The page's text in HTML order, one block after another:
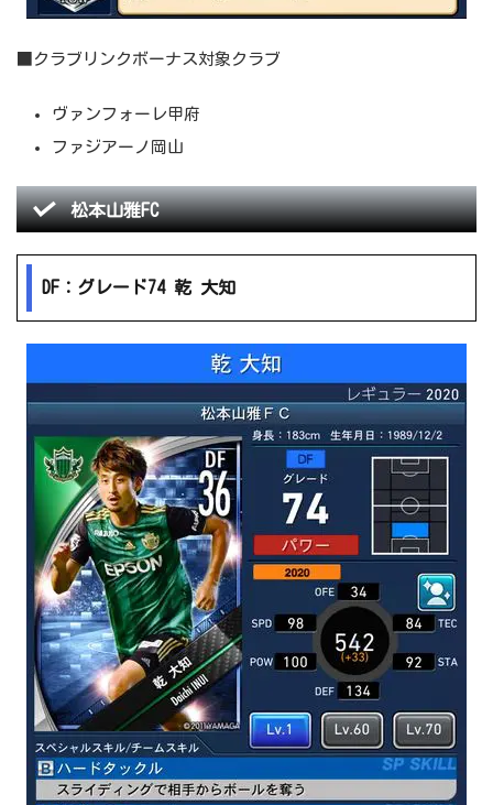
■クラブリンクボーナス対象クラブ
ヴァンフォーレ甲府
ファジアーノ岡山
松本山雅FC
DF：グレード74 乾 大知